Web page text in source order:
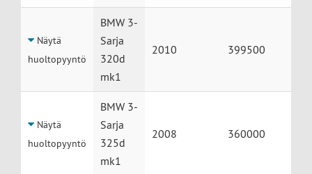
Näytä
huoltopyyntö
BMW 3-
Sarja
320d
mk1
2010 399500
Näytä
huoltopyyntö
BMW 3-
Sarja
325d
mk1
2008 360000